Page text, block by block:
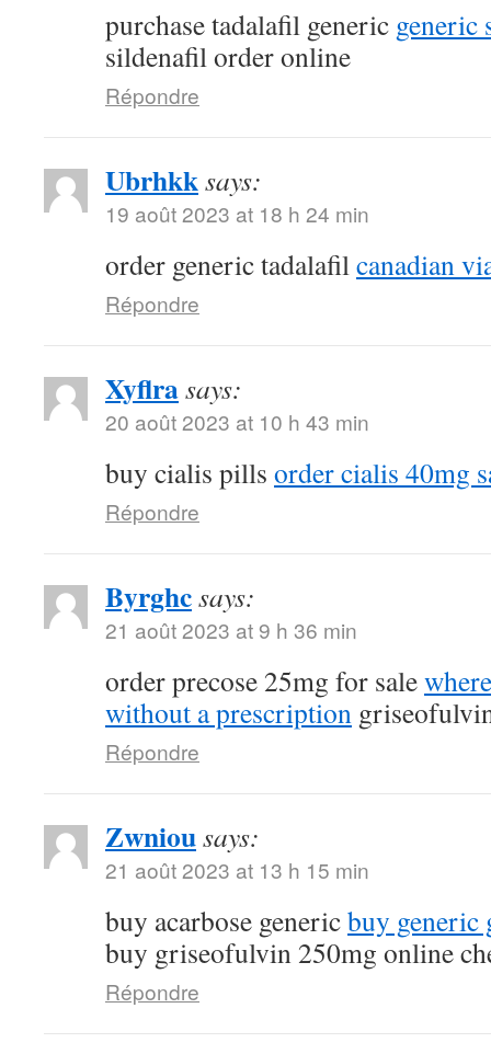
purchase tadalafil generic generic
sildenafil order online
Répondre
Ubrhkksays:
19 août 2023 at 18 h 24 min
order generic tadalafilcanadian
Répondre
Xyflrasays:
20 août 2023 at 10 h 43 min
buy cialis pills order cialis 40mg
Répondre
Byrghcsays:
21 août 2023 at 9 h 36 min
order precose 25mg for sale
without a prescription
Répondre
Zwniousays:
21 août 2023 at 13 h 15 min
buy acarbose genericbuy generic
buy griseofulvin 250mg online
Répondre